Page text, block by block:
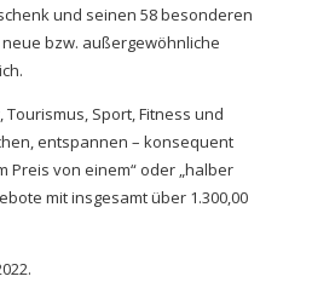
und seinen 58 besonderen
bzw. außergewöhnliche
Sport, Fitness und
entspannen – konsequent
Preis von einem“ oder „halber
mit insgesamt über 1.300,00